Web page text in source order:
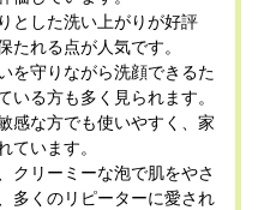
とした洗い上がりが好評
たれる点が人気です。
を守りながら洗顔できるた
いる方も多く見られます。
感な方でも使いやすく、家
ています。
クリーミーな泡で肌をやさ
多くのリピーターに愛され